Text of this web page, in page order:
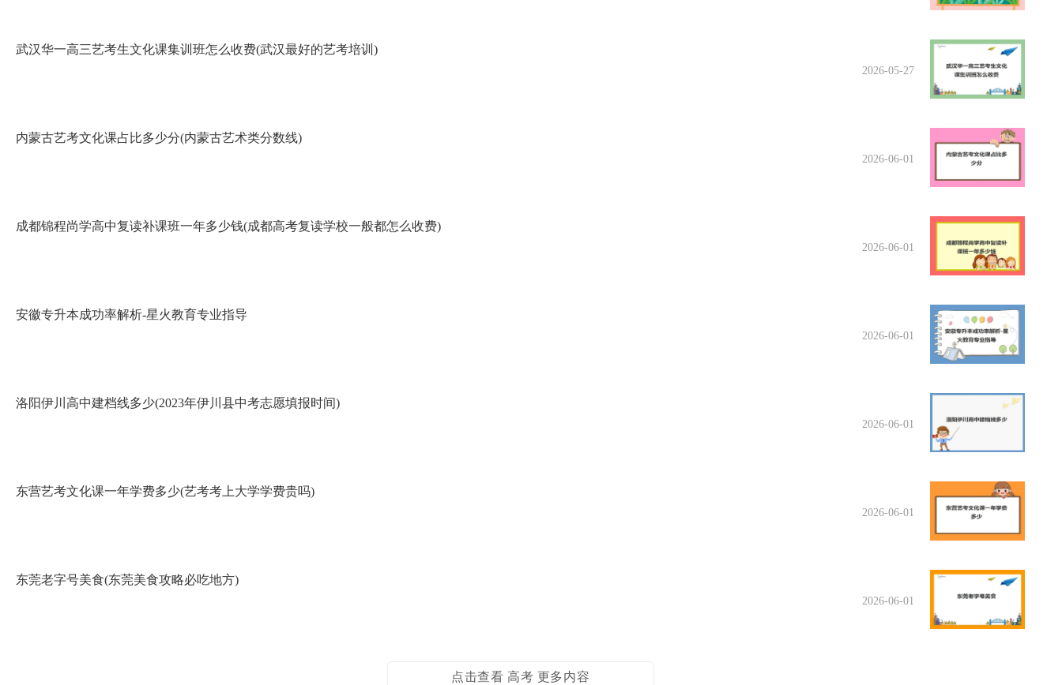
武汉华一高三艺考生文化课集训班怎么收费(武汉最好的艺考培训)
2026-05-27
内蒙古艺考文化课占比多少分(内蒙古艺术类分数线)
2026-06-01
成都锦程尚学高中复读补课班一年多少钱(成都高考复读学校一般都怎么收费)
2026-06-01
安徽专升本成功率解析-星火教育专业指导
2026-06-01
洛阳伊川高中建档线多少(2023年伊川县中考志愿填报时间)
2026-06-01
东营艺考文化课一年学费多少(艺考考上大学学费贵吗)
2026-06-01
东莞老字号美食(东莞美食攻略必吃地方)
2026-06-01
点击查看 高考 更多内容